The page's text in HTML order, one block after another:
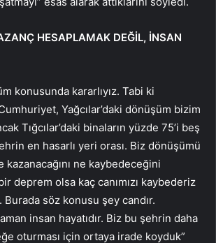
HESAPLAMAK DEĞİL, İNSAN
konusunda kararlıyız. Tabi ki
Yağcılar’daki dönüşüm bizim
Tığcılar’daki binaların yüzde 75’i beş
en hasarlı yeri orası. Biz dönüşümü
ne kaybedeceğini
deprem olsa kaç canımızı kaybederiz
Burada söz konusu şey candır.
insan hayatıdır. Biz bu şehrin daha
oturması için ortaya irade koyduk”